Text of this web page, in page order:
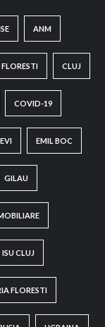
ANM
FLORESTI CLUJ
COVID-19
EMIL BOC
GILAU
ISU CLUJ
FLORESTI